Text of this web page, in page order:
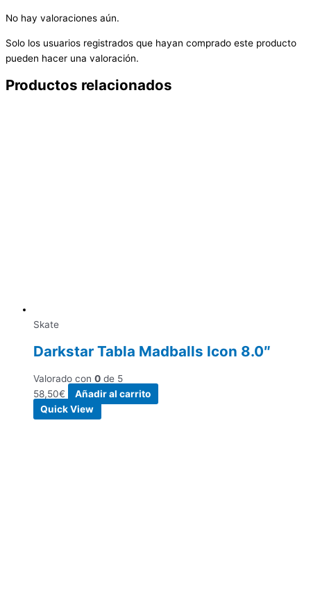
No hay valoraciones aún.
Solo los usuarios registrados que hayan comprado este producto
pueden hacer una valoración.
Productos relacionados
Skate
Darkstar Tabla Madballs Icon 8.0″
Valorado con 0 de 5
58,50€
Añadir al carrito
Quick View